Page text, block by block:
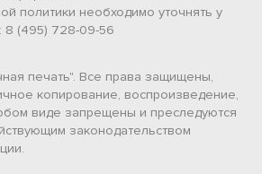
политики необходимо уточнять у
8 (495) 728-09-56
печать". Все права защищены,
копирование, воспроизведение,
виде запрещены и преследуются
законодательством